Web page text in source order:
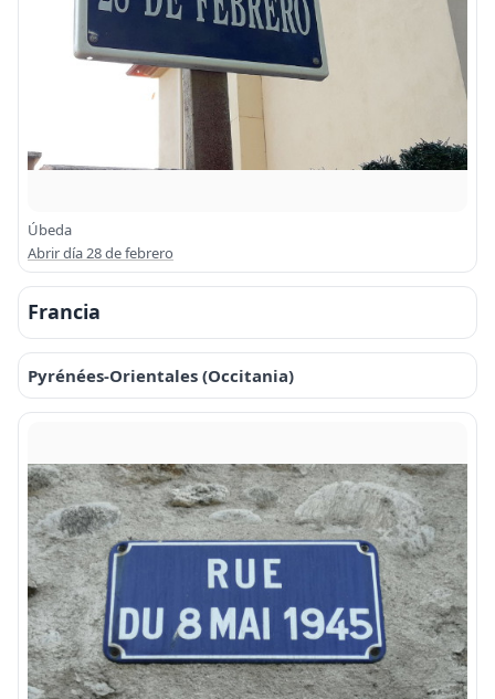
Úbeda
Abrir día 28 de febrero
Francia
Pyrénées-Orientales (Occitania)